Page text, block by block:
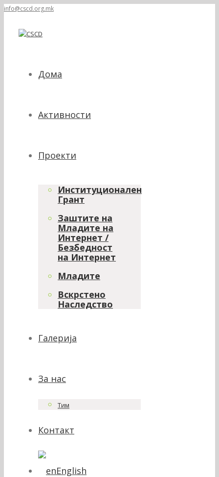
info@cscd.org.mk
Дома
Активности
Проекти
Институционален
Грант
Заштите на
Младите на
Интернет /
Безбедност
на Интернет
Младите
Вскрстено
Наследство
Галерија
За нас
Тим
Контакт
English